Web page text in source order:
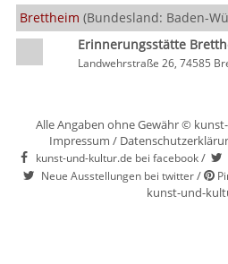
Brettheim (Bundesland: Baden-
Erinnerungsstätte
Landwehrstraße 26, 74585
Alle Angaben ohne Gewähr ©
Impressum /
kunst-und-kultur.de bei facebook/
Neue Ausstellungen bei twitter/
kunst-und-